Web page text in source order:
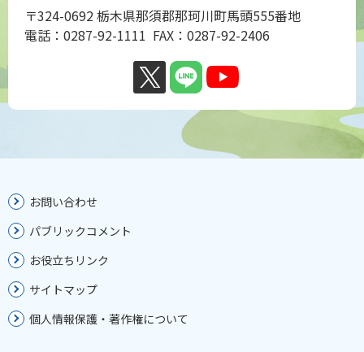
〒324-0692 栃木県那須郡那珂川町馬頭555番地
電話：0287-92-1111 FAX：0287-92-2406
お問い合わせ
パブリックコメント
お役立ちリンク
サイトマップ
個人情報保護・著作権について